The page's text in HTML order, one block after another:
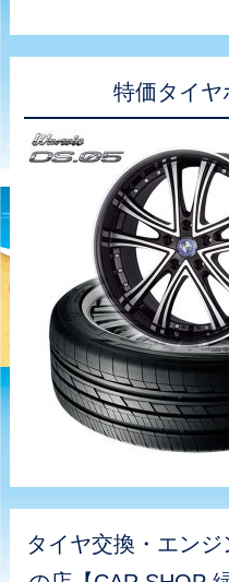
特価タイヤ
タイヤ交換・エン